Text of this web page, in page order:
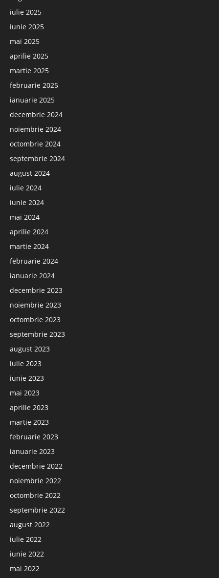
iulie 2025
iunie 2025
mai 2025
aprilie 2025
martie 2025
februarie 2025
ianuarie 2025
decembrie 2024
noiembrie 2024
octombrie 2024
septembrie 2024
august 2024
iulie 2024
iunie 2024
mai 2024
aprilie 2024
martie 2024
februarie 2024
ianuarie 2024
decembrie 2023
noiembrie 2023
octombrie 2023
septembrie 2023
august 2023
iulie 2023
iunie 2023
mai 2023
aprilie 2023
martie 2023
februarie 2023
ianuarie 2023
decembrie 2022
noiembrie 2022
octombrie 2022
septembrie 2022
august 2022
iulie 2022
iunie 2022
mai 2022